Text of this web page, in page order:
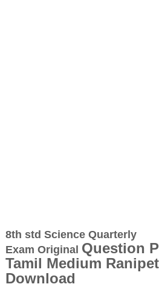
8th std Science Quarterly
Exam Original Question
Tamil Medium
Download